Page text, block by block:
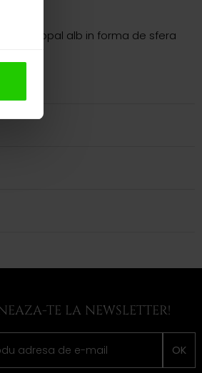
un opal alb in forma de sfera
TE LA NEWSLETTER!
OK